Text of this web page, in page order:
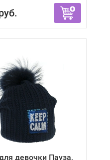
девочки Пауза,